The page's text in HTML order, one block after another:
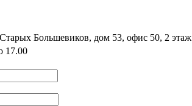
Большевиков, дом 53, офис 50, 2 этаж
17.00